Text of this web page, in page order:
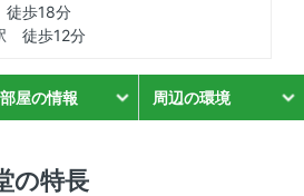
歩18分
徒歩12分
屋の情報 周辺の環境
の特長